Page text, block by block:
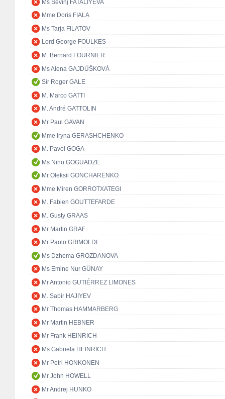
Ms Sevinj FATALIYEVA
Mme Doris FIALA
Ms Tarja FILATOV
Lord George FOULKES
M. Bernard FOURNIER
Ms Alena GAJDŮŠKOVÁ
Sir Roger GALE
M. Marco GATTI
M. André GATTOLIN
Mr Paul GAVAN
Mme Iryna GERASHCHENKO
M. Pavol GOGA
Ms Nino GOGUADZE
Mr Oleksii GONCHARENKO
Mme Miren GORROTXATEGI
M. Fabien GOUTTEFARDE
M. Gusty GRAAS
Mr Martin GRAF
Mr Paolo GRIMOLDI
Ms Dzhema GROZDANOVA
Ms Emine Nur GÜNAY
Mr Antonio GUTIÉRREZ LIMONES
M. Sabir HAJIYEV
Mr Thomas HAMMARBERG
Mr Martin HEBNER
Mr Frank HEINRICH
Ms Gabriela HEINRICH
Mr Petri HONKONEN
Mr John HOWELL
Mr Andrej HUNKO